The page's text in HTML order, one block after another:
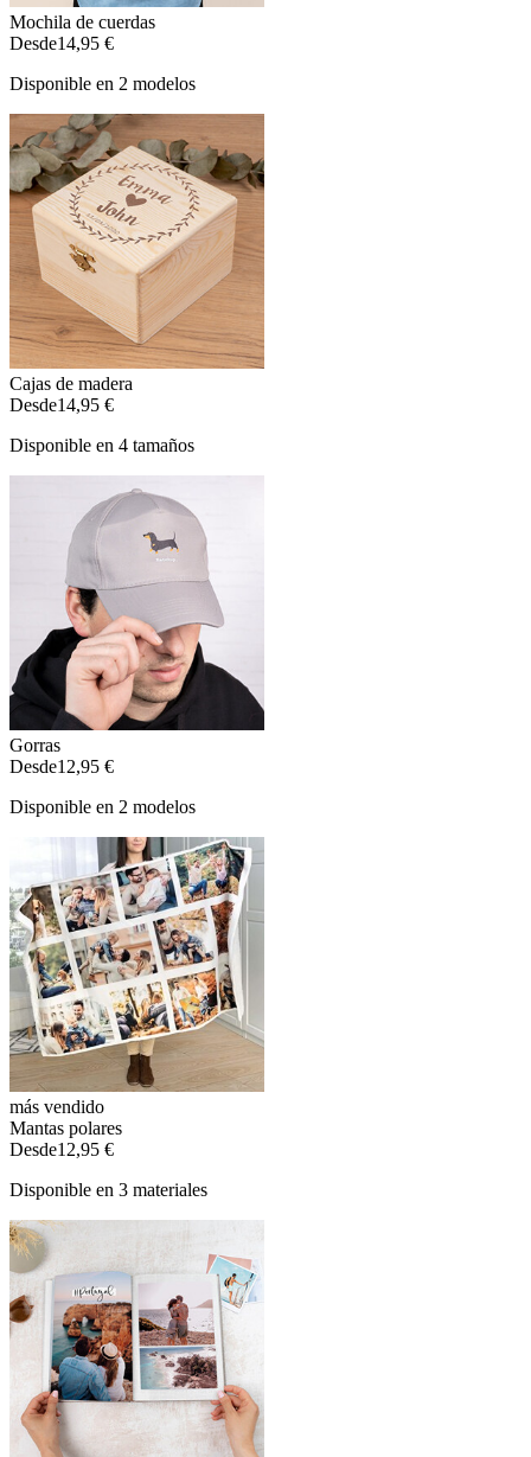
Mochila de cuerdas
Desde14,95 €
Disponible en 2 modelos
Cajas de madera
Desde14,95 €
Disponible en 4 tamaños
Gorras
Desde12,95 €
Disponible en 2 modelos
más vendido
Mantas polares
Desde12,95 €
Disponible en 3 materiales